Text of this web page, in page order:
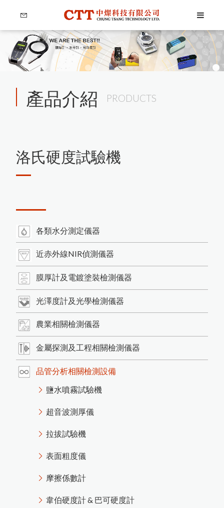
Menu
公司簡介
關於我們
日
本
K
E
T
T
膜
厚
計
台
灣
區
總
代
理
商
-
-
-
-
-
中
燦
科
技
日
本
K
E
T
T
水
分
計
台
灣
區
總
代
理
商
-
-
-
-
中
燦
科
技
英
國
R
H
O
P
O
I
N
T
光
澤
度
計
台
灣
區
總
代
理
-
-
-
-
中
燦
科
技
美
國
D
e
F
e
l
s
k
o
台
灣
區
P
R
I
M
E
主
要
代
理
商
-
-
-
-
-
中
燦
科
技
產品介紹
各類水分測定儀器
紅外線水分計
木材水分計
紙水分計
茶葉水分計
穀類水分計
混凝土水分計
其它水分計
近赤外線NIR偵測儀器
近赤外線NIR水分測定儀
近赤外線NIR成分分析儀
膜
厚
計
及
電
鍍
塗
裝
檢
測
儀
器 日本KETT 手持式膜厚計
美國PosiTector塗裝膜厚計
美國DeFelsko塗裝檢測儀器
電解式及其他膜厚計
附著力及百格測試儀
塗膜鉛筆硬度計
針孔測試儀
噴砂及表面檢測設備
MFFT 最低成膜溫度儀
油漆塗料相關檢測儀器
光澤度計及光學檢測儀器英國RHOPOINT 光澤度計
色差分析儀器
粉體白度計
農業相關檢測儀器農產專用水分計
小型精米器Pearlest
精米白度計C-600
適期收割判定器OT-300
電動脫殼器TR-270
金
屬
探
測
及
工
程
相
關
檢
測
儀
混凝土及水泥相關測試儀器
道路及瀝青相關檢測儀器
金屬探測器
品管分析相關檢測設備
鹽水噴霧試驗機
超音波測厚儀
拉拔試驗機
表面粗度儀
摩擦係數計
韋伯硬度計 & 巴可硬度計
洛氏硬度試驗機
精密切割機
金相研磨抛光機
爐溫記錄器
紅外線測溫器
數字式溫度計
溫濕度計 / 露點計
PH 酸鹼度計
電導度計
水質檢測儀器
氣體偵測器
輻射偵測器
高斯計(電磁波測試器)
最新消息如
何
根
據
A
S
T
M
D
3
3
5
9
M
e
t
h
o
d
B
規
範
進
行
百
格
刮
刀
附
著
力
試
驗
HI-540E混凝土水分計開始銷售
使
用
P
o
s
i
T
e
c
t
o
r
G
L
S
光
澤
度
儀
測
量
光
澤
度
日本KETT 會長與夫人來訪
微小測孔光澤度計的應用
如何測量曲面的光澤度？
磁
性
式
膜
厚
計
測
量
鐵
鍍
鋅
厚
度
的
方
商品洽詢
聯絡我們
Language
繁體中文
產品介紹 PRODUCTS
洛氏硬度試驗機
各類水分測定儀器
近赤外線NIR偵測儀器
膜厚計及電鍍塗裝檢測儀器
光澤度計及光學檢測儀器
農業相關檢測儀器
金屬探測及工程相關檢測儀器
品管分析相關檢測設備
鹽水噴霧試驗機
超音波測厚儀
拉拔試驗機
表面粗度儀
摩擦係數計
韋伯硬度計 & 巴可硬度計